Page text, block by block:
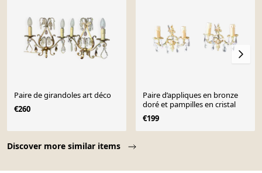
Discover more similar items
Paire de girandoles art déco
€260
Paire d’appliques en bronze
doré et pampilles en cristal
€199